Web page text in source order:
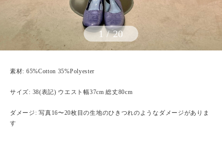
1 /20
素材: 65%Cotton 35%Polyester
サイズ: 38(表記) ウエスト幅37cm 総丈80cm
ダメージ: 写真16〜20枚目の生地のひきつれのようなダメージがありま
す